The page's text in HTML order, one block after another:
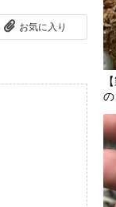
お気に入り